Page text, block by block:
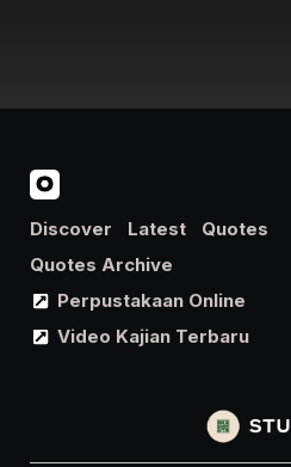
Discover Latest
Quotes
Quotes Archive
Perpustakaan Online
Video Kajian Terbaru